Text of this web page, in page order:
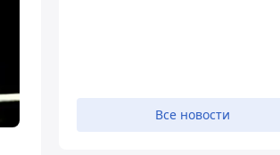
Все новости